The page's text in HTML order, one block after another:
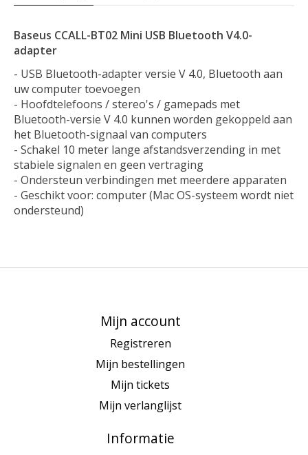
Baseus CCALL-BT02 Mini USB Bluetooth V4.0-
adapter
- USB Bluetooth-adapter versie V 4.0, Bluetooth aan
uw computer toevoegen
- Hoofdtelefoons / stereo's / gamepads met
Bluetooth-versie V 4.0 kunnen worden gekoppeld aan
het Bluetooth-signaal van computers
- Schakel 10 meter lange afstandsverzending in met
stabiele signalen en geen vertraging
- Ondersteun verbindingen met meerdere apparaten
- Geschikt voor: computer (Mac OS-systeem wordt niet
ondersteund)
Mijn account
Registreren
Mijn bestellingen
Mijn tickets
Mijn verlanglijst
Informatie